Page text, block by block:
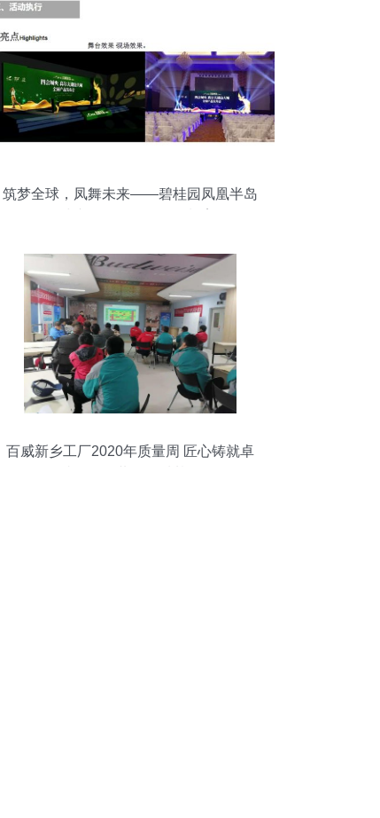
筑梦全球，凤舞未来——碧桂园凤凰半岛
百威新乡工厂2020年质量周 匠心铸就卓